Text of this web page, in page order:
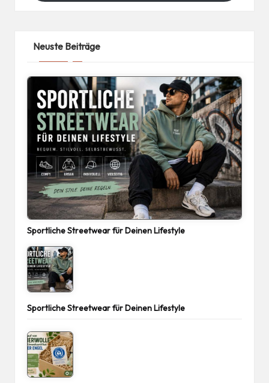
Neuste Beiträge
Sportliche Streetwear für Deinen Lifestyle
Sportliche Streetwear für Deinen Lifestyle